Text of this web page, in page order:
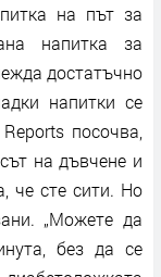
на път за
напитка за
достатъчно
напитки се
посочва,
на дъвчене и
че сте сити. Но
„Можете да
без да се